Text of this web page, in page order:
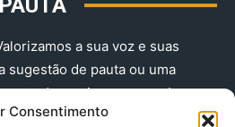
Consentimento
a sua voz e suas
sugestão de pauta ou uma
envie-nos agora!